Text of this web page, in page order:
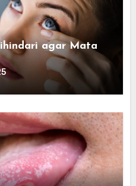
agar Mata